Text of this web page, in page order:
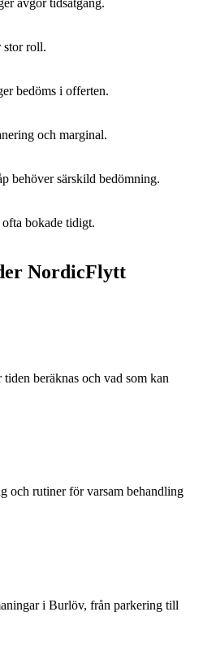
avgör tidsåtgång.
stor roll.
bedöms i offerten.
och marginal.
behöver särskild bedömning.
bokade tidigt.
NordicFlytt
beräknas och vad som kan
och rutiner för varsam behandling
i Burlöv, från parkering till